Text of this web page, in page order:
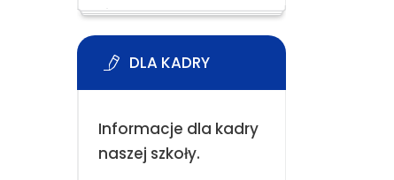
DLA KADRY
Informacje dla kadry
naszej szkoły.